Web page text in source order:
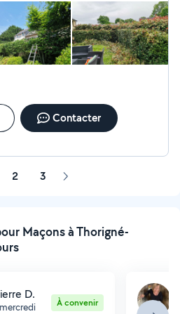
encore. Tout s'est vraiment
pas de me faire un petit
Anthony est quelqu'un de
Je le recommande vivement.
Contacter
2 3 Page
Maçons à Thorigné-
D.
À convenir